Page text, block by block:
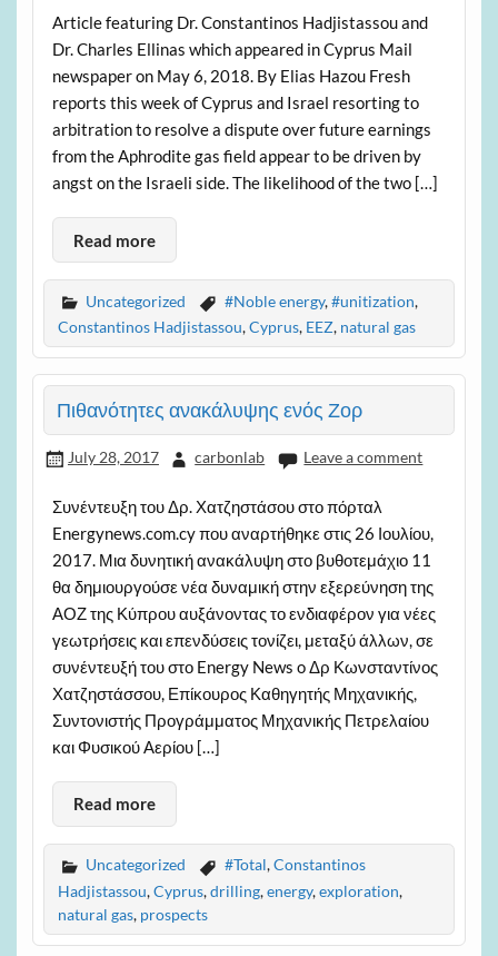
Article featuring Dr. Constantinos Hadjistassou and
Dr. Charles Ellinas which appeared in Cyprus Mail
newspaper on May 6, 2018. By Elias Hazou Fresh
reports this week of Cyprus and Israel resorting to
arbitration to resolve a dispute over future earnings
from the Aphrodite gas field appear to be driven by
angst on the Israeli side. The likelihood of the two […]
Read more
Uncategorized #Noble energy,#unitization,
Constantinos Hadjistassou,Cyprus, EEZ, natural gas
Πιθανότητες ανακάλυψης ενός Ζορ
July 28, 2017 carbonlab Leave a comment
Συνέντευξη του Δρ. Χατζηστάσου στο πόρταλ
Energynews.com.cy που αναρτήθηκε στις 26 Ιουλίου,
2017. Μια δυνητική ανακάλυψη στο βυθοτεμάχιο 11
θα δημιουργούσε νέα δυναμική στην εξερεύνηση της
ΑΟΖ της Κύπρου αυξάνοντας το ενδιαφέρον για νέες
γεωτρήσεις και επενδύσεις τονίζει, μεταξύ άλλων, σε
συνέντευξή του στο Energy News o Δρ Κωνσταντίνος
Χατζηστάσσου, Επίκουρος Καθηγητής Μηχανικής,
Συντονιστής Προγράμματος Μηχανικής Πετρελαίου
και Φυσικού Αερίου […]
Read more
Uncategorized #Total,Constantinos
Hadjistassou,Cyprus,drilling,energy,exploration,
natural gas, prospects